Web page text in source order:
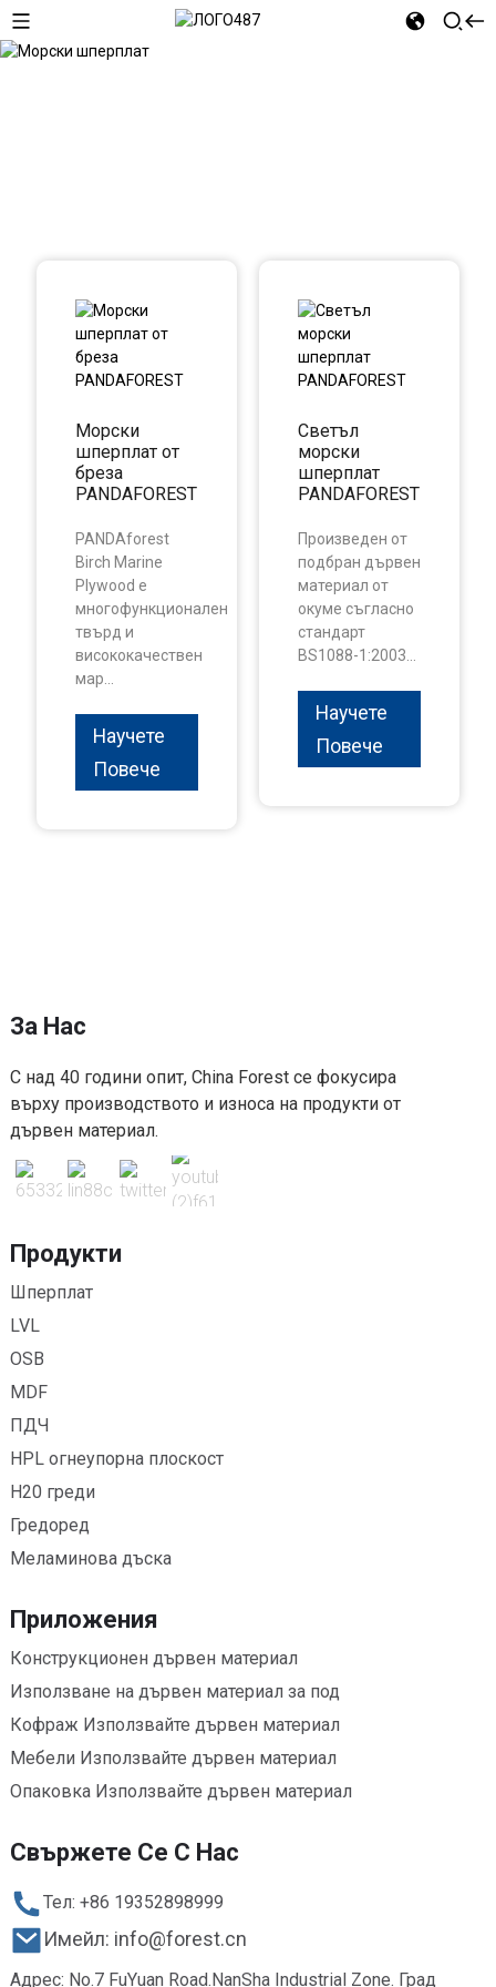
Морски
шперплат от
бреза
PANDAFOREST
PANDAforest
Birch Marine
Plywood е
многофункционален
твърд и
висококачествен
мар...
Научете
Повече
Светъл
морски
шперплат
PANDAFOREST
Произведен от
подбран дървен
материал от
окуме съгласно
стандарт
BS1088-1:2003...
Научете
Повече
За Нас
С над 40 години опит, China Forest се фокусира
върху производството и износа на продукти от
дървен материал.
Продукти
Шперплат
LVL
OSB
MDF
ПДЧ
HPL огнеупорна плоскост
H20 греди
Гредоред
Меламинова дъска
Приложения
Конструкционен дървен материал
Използване на дървен материал за под
Кофраж Използвайте дървен материал
Мебели Използвайте дървен материал
Опаковка Използвайте дървен материал
Свържете Се С Нас
Тел: +86 19352898999
Имейл: info@forest.cn
Адрес: No.7 FuYuan Road.NanSha Industrial Zone. Град